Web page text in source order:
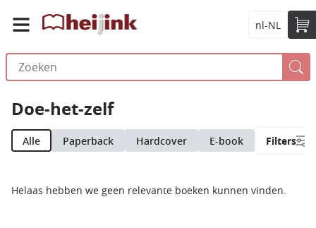
nl-NL
Doe-het-zelf
Alle Paperback Hardcover E-book Filters
Helaas hebben we geen relevante boeken kunnen vinden.